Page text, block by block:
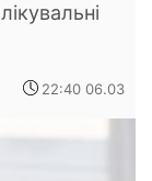
22:40 06.03